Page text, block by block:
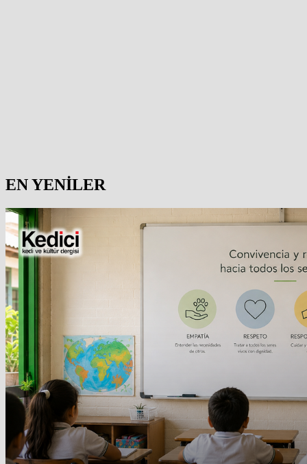
EN YENİLER